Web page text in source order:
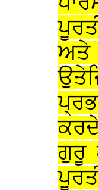
ਅਤੇ
ਗੁਰੂ